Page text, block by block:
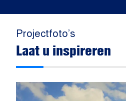
Projectfoto’s
Laat u inspireren